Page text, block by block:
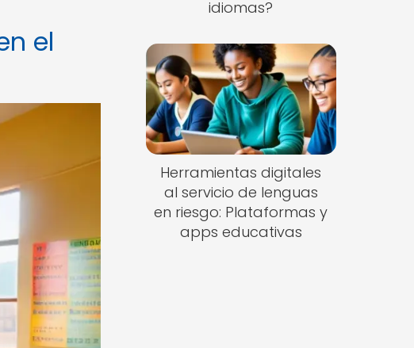
el
idiomas?
Herramientas digitales
al servicio de lenguas
en riesgo: Plataformas y
apps educativas